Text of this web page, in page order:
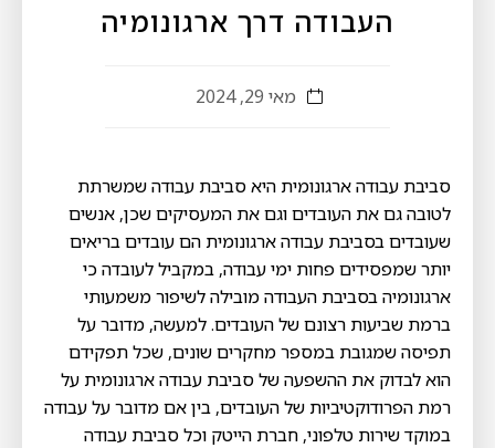
העבודה דרך ארגונומיה
מאי 29, 2024
סביבת עבודה ארגונומית היא סביבת עבודה שמשרתת
לטובה גם את העובדים וגם את המעסיקים שכן, אנשים
שעובדים בסביבת עבודה ארגונומית הם עובדים בריאים
יותר שמפסידים פחות ימי עבודה, במקביל לעובדה כי
ארגונומיה בסביבת העבודה מובילה לשיפור משמעותי
ברמת שביעות רצונם של העובדים. למעשה, מדובר על
תפיסה שמגובת במספר מחקרים שונים, שכל תפקידם
הוא לבדוק את ההשפעה של סביבת עבודה ארגונומית על
רמת הפרודוקטיביות של העובדים, בין אם מדובר על עבודה
במוקד שירות טלפוני, חברת הייטק וכל סביבת עבודה